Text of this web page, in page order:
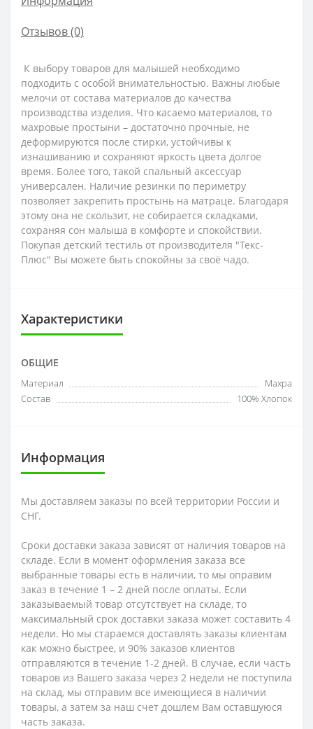
Отзывов (0)
К выбору товаров для малышей необходимо
подходить с особой внимательностью. Важны любые
мелочи от состава материалов до качества
производства изделия. Что касаемо материалов, то
махровые простыни – достаточно прочные, не
деформируются после стирки, устойчивы к
изнашиванию и сохраняют яркость цвета долгое
время. Более того, такой спальный аксессуар
универсален. Наличие резинки по периметру
позволяет закрепить простынь на матраце. Благодаря
этому она не скользит, не собирается складками,
сохраняя сон малыша в комфорте и спокойствии.
Покупая детский тестиль от производителя "Текс-
Плюс" Вы можете быть спокойны за своё чадо.
Характеристики
ОБЩИЕ
Материал
Махра
Состав
100% Хлопок
Информация
Мы доставляем заказы по всей территории России и
СНГ.
Сроки доставки заказа зависят от наличия товаров на
складе. Если в момент оформления заказа все
выбранные товары есть в наличии, то мы оправим
заказ в течение 1 – 2 дней после оплаты. Если
заказываемый товар отсутствует на складе, то
максимальный срок доставки заказа может составить 4
недели. Но мы стараемся доставлять заказы клиентам
как можно быстрее, и 90% заказов клиентов
отправляются в течение 1-2 дней. В случае, если часть
товаров из Вашего заказа через 2 недели не поступила
на склад, мы отправим все имеющиеся в наличии
товары, а затем за наш счет дошлем Вам оставшуюся
часть заказа.